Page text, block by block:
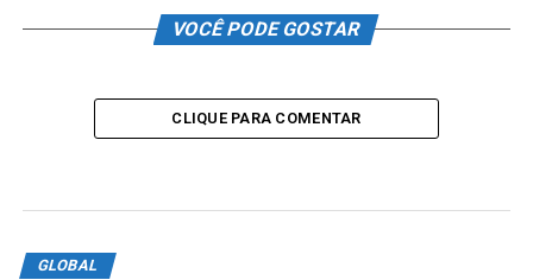
VOCÊ PODE GOSTAR
CLIQUE PARA COMENTAR
GLOBAL